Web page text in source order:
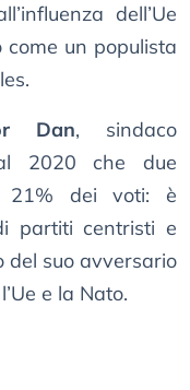
dell’Ue
come un populista
Dan, sindaco
2020 che due
21% dei voti: è
partiti centristi e
del suo avversario
e la Nato.